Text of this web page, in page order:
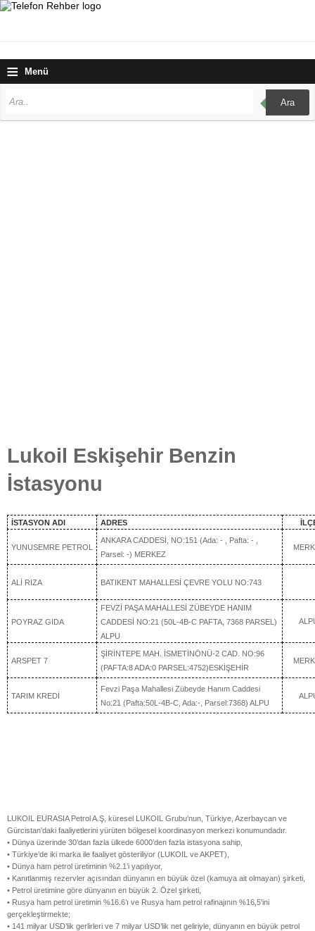
≡ Menü
Ara
Lukoil Eskişehir Benzin
İstasyonu
İSTASYON ADI ADRES
YUNUSEMRE PETROL
ANKARA CADDESİ, NO:151 (Ada: - , Pafta: - ,
Parsel: -) MERKEZ
ALİ RIZA BATIKENT MAHALLESİ ÇEVRE YOLU NO:743
POYRAZ GIDA
FEVZİ PAŞA MAHALLESİ ZÜBEYDE HANIM
CADDESİ NO:21 (50L-4B-C PAFTA, 7368 PARSEL)
ALPU
ARSPET 7
ŞİRİNTEPE MAH. İSMETİNÖNÜ-2 CAD. NO:96
(PAFTA:8 ADA:0 PARSEL:4752)ESKİŞEHİR
TARIM KREDİ
Fevzi Paşa Mahallesi Zübeyde Hanım Caddesi
No:21 (Pafta:50L-4B-C, Ada:-, Parsel:7368) ALPU
LUKOIL EURASIA Petrol A.Ş, küresel LUKOIL Grubu’nun, Türkiye, Azerbaycan ve
Gürcistan’daki faaliyetlerini yürüten bölgesel koordinasyon merkezi konumundadır.
• Dünya üzerinde 30’dan fazla ülkede 6000’den fazla istasyona sahip,
• Türkiye’de iki marka ile faaliyet gösteriliyor (LUKOIL ve AKPET),
• Dünya ham petrol üretiminin %2.1’i yapılıyor,
• Kanıtlanmış rezervler açısından dünyanın en büyük özel (kamuya ait olmayan) şirketi,
• Petrol üretimine göre dünyanın en büyük 2. Özel şirketi,
• Rusya ham petrol üretimin %16.6’ı ve Rusya ham petrol rafinajının %16,5'ini
gerçekleştirmekte;
• 141 milyar USD’lik gerlirleri ve 7 milyar USD’lik net geliriyle, dünyanın en büyük petrol